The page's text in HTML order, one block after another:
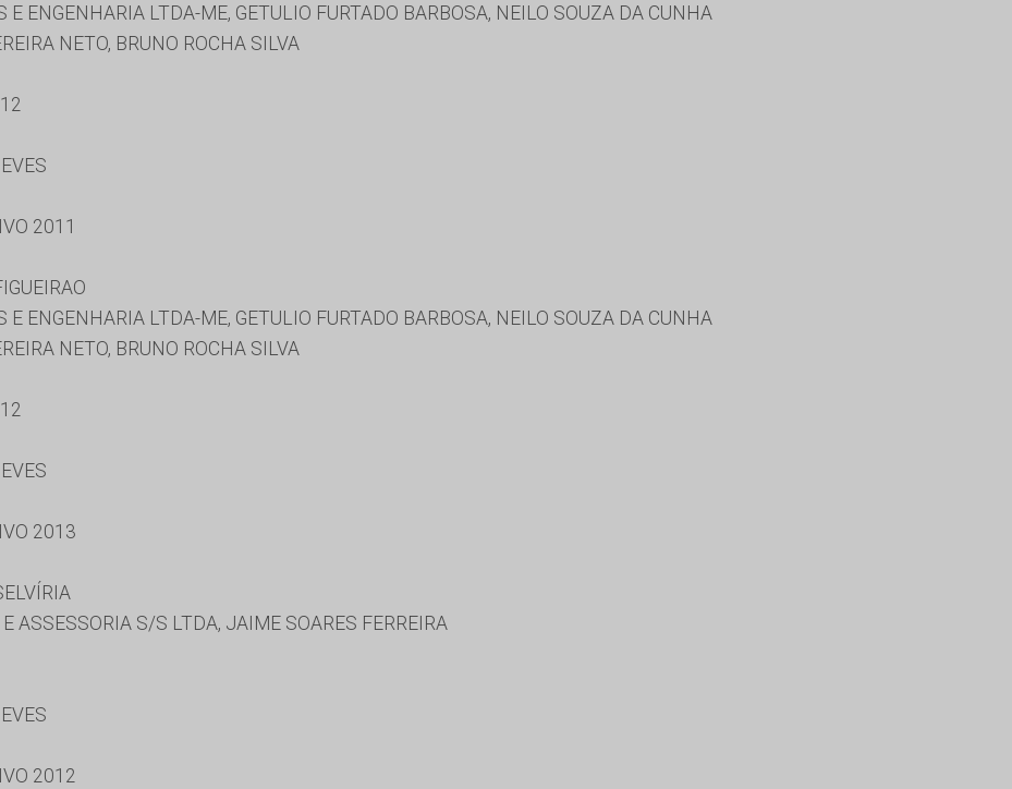
E ENGENHARIA LTDA-ME, GETULIO FURTADO BARBOSA, NEILO SOUZA DA CUNHA
NETO, BRUNO ROCHA SILVA
2011
E ENGENHARIA LTDA-ME, GETULIO FURTADO BARBOSA, NEILO SOUZA DA CUNHA
NETO, BRUNO ROCHA SILVA
2013
ASSESSORIA S/S LTDA, JAIME SOARES FERREIRA
2012